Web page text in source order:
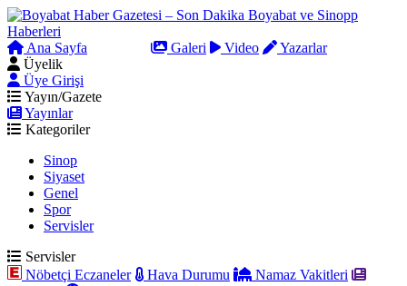
Ana Sayfa Galeri Video
Yazarlar
Üyelik
Üye Girişi
Yayın/Gazete
Yayınlar
Kategoriler
Sinop
Siyaset
Genel
Spor
Servisler
Servisler
Nöbetçi Eczaneler
Hava Durumu
Namaz Vakitleri